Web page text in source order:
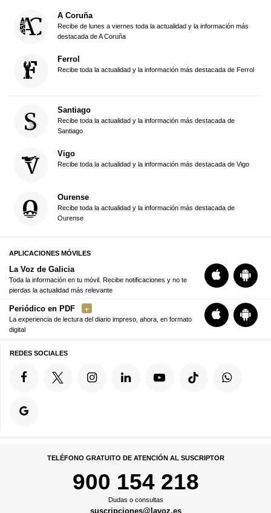
A Coruña
Recibe de lunes a viernes toda la actualidad y la información más
destacada de A Coruña
Ferrol
Recibe toda la actualidad y la información más destacada de Ferrol
Santiago
Recibe toda la actualidad y la información más destacada de
Santiago
Vigo
Recibe toda la actualidad y la información más destacada de Vigo
Ourense
Recibe toda la actualidad y la información más destacada de
Ourense
APLICACIONES MÓVILES
La Voz de Galicia
Toda la información en tu móvil. Recibe notificaciones y no te
pierdas la actualidad más relevante
Periódico en PDF
La experiencia de lectura del diario impreso, ahora, en formato
digital
REDES SOCIALES
TELÉFONO GRATUITO DE ATENCIÓN AL SUSCRIPTOR
900 154 218
Dudas o consultas
suscripciones@lavoz.es